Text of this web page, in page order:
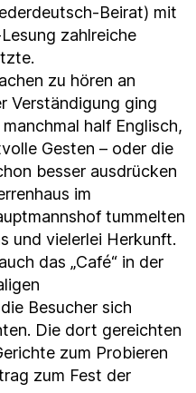
Beirat) mit
zahlreiche
zu hören an
Verständigung ging
half Englisch,
Gesten – oder die
besser ausdrücken
im
tummelten
und vielerlei Herkunft.
das „Café“ in der
Besucher sich
Die dort gereichten
zum Probieren
zum Fest der